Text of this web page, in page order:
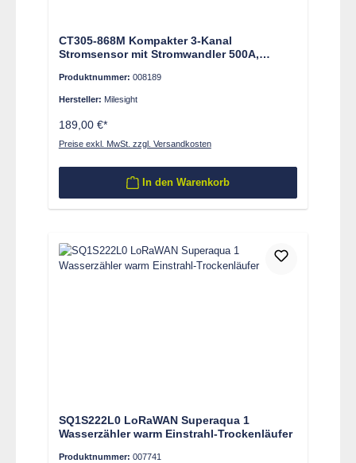
CT305-868M Kompakter 3-Kanal
Stromsensor mit Stromwandler 500A,
Produktnummer: 008189
Hersteller: Milesight
189,00 €*
Preise exkl. MwSt. zzgl. Versandkosten
In den Warenkorb
SQ1S222L0 LoRaWAN Superaqua 1
Wasserzähler warm Einstrahl-Trockenläufer
Produktnummer: 007741